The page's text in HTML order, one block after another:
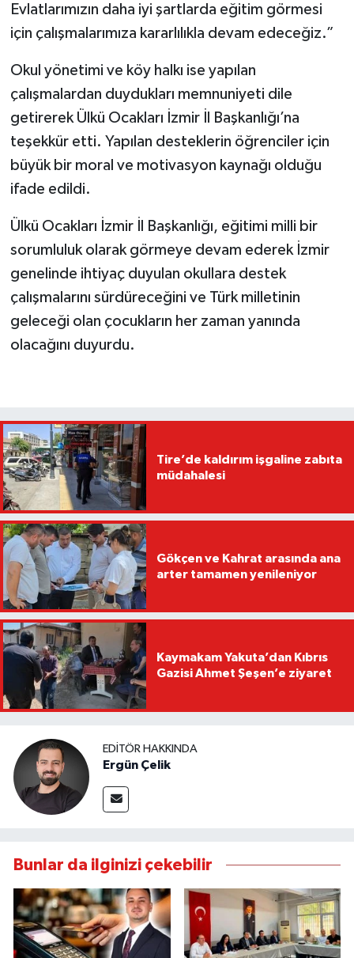
Evlatlarımızın daha iyi şartlarda eğitim görmesi
için çalışmalarımıza kararlılıkla devam edeceğiz.”
Okul yönetimi ve köy halkı ise yapılan
çalışmalardan duydukları memnuniyeti dile
getirerek Ülkü Ocakları İzmir İl Başkanlığı’na
teşekkür etti. Yapılan desteklerin öğrenciler için
büyük bir moral ve motivasyon kaynağı olduğu
ifade edildi.
Ülkü Ocakları İzmir İl Başkanlığı, eğitimi milli bir
sorumluluk olarak görmeye devam ederek İzmir
genelinde ihtiyaç duyulan okullara destek
çalışmalarını sürdüreceğini ve Türk milletinin
geleceği olan çocukların her zaman yanında
olacağını duyurdu.
Tire’de kaldırım işgaline zabıta
müdahalesi
Gökçen ve Kahrat arasında ana
arter tamamen yenileniyor
Kaymakam Yakuta’dan Kıbrıs
Gazisi Ahmet Şeşen’e ziyaret
EDITÖR HAKKINDA
Ergün Çelik
Bunlar da ilginizi çekebilir